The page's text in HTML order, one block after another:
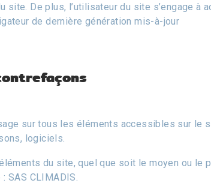
De plus, l’utilisateur du site s’engage à
de dernière génération mis-à-jour
sur tous les éléments accessibles sur le
logiciels.
du site, quel que soit le moyen ou le
SAS CLIMADIS.